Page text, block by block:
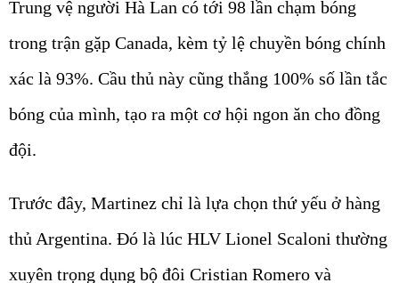
Trung vệ người Hà Lan có tới 98 lần chạm bóng
trong trận gặp Canada, kèm tỷ lệ chuyền bóng chính
xác là 93%. Cầu thủ này cũng thắng 100% số lần tắc
bóng của mình, tạo ra một cơ hội ngon ăn cho đồng
đội.
Trước đây, Martinez chỉ là lựa chọn thứ yếu ở hàng
thủ Argentina. Đó là lúc HLV Lionel Scaloni thường
xuyên trọng dụng bộ đôi Cristian Romero và